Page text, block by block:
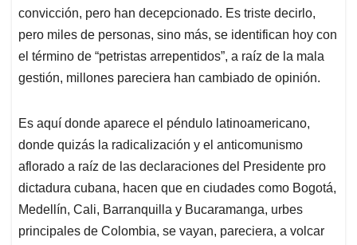
convicción, pero han decepcionado. Es triste decirlo,
pero miles de personas, sino más, se identifican hoy con
el término de “petristas arrepentidos”, a raíz de la mala
gestión, millones pareciera han cambiado de opinión.
Es aquí donde aparece el péndulo latinoamericano,
donde quizás la radicalización y el anticomunismo
aflorado a raíz de las declaraciones del Presidente pro
dictadura cubana, hacen que en ciudades como Bogotá,
Medellín, Cali, Barranquilla y Bucaramanga, urbes
principales de Colombia, se vayan, pareciera, a volcar